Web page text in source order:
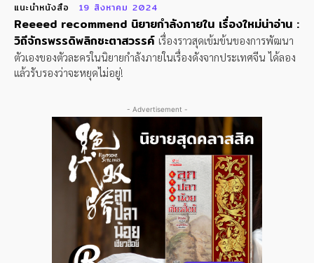
แนะนำหนังสือ 19 สิงหาคม 2024
Reeeed recommend นิยายกำลังภายใน เรื่องใหม่น่าอ่าน :
วิถีจักรพรรดิพลิกชะตาสวรรค์ เรื่องราวสุดเข้มข้นของการพัฒนา
ตัวเองของตัวละครในนิยายกำลังภายในเรื่องดังจากประเทศจีน ได้ลอง
แล้วรับรองว่าจะหยุดไม่อยู่!
- Advertisement -